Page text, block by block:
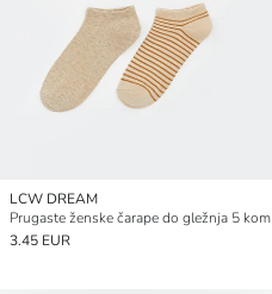
LCW DREAM
Prugaste ženske čarape do gležnja 5 kom
3.45 EUR